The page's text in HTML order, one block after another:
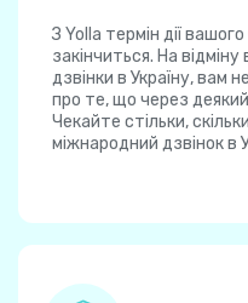
З Yolla термін дії
закінчиться. На
дзвінки в Україну, вам
про те, що через
Чекайте стільки,
міжнародний дзвінок в